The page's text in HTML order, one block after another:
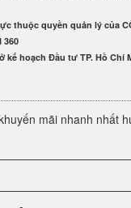
thuộc quyền quản lý của
360
kế hoạch Đầu tư TP. Hồ Chí
mãi nhanh nhất